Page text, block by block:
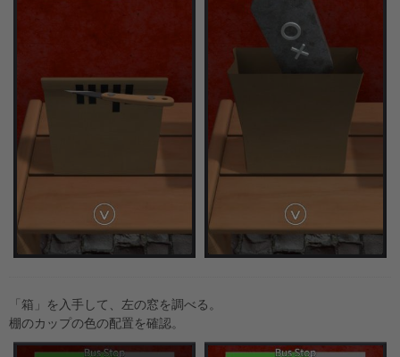
「箱」を入手して、左の窓を調べる。
棚のカップの色の配置を確認。